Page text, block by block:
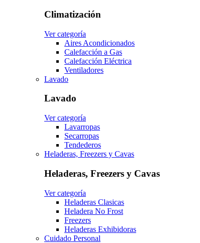
Climatización
Ver categoría
Aires Acondicionados
Calefacción a Gas
Calefacción Eléctrica
Ventiladores
Lavado
Lavado
Ver categoría
Lavarropas
Secarropas
Tendederos
Heladeras, Freezers y Cavas
Heladeras, Freezers y Cavas
Ver categoría
Heladeras Clasicas
Heladera No Frost
Freezers
Heladeras Exhibidoras
Cuidado Personal